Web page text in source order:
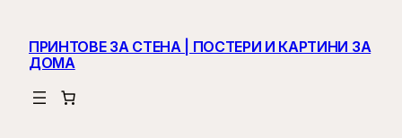
ПРИНТОВЕ ЗА СТЕНА | ПОСТЕРИ И КАРТИНИ ЗА
ДОМА